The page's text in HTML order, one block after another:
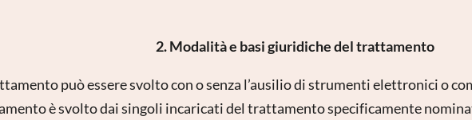
2. Modalità e basi giuridiche del trattamento
può essere svolto con o senza l’ausilio di strumenti elettronici o
è svolto dai singoli incaricati del trattamento specificamente